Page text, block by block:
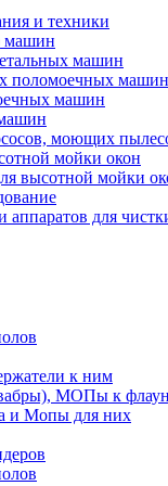
и техники
машин
машин
поломоечных машин
машин
моющих
мойки окон
высотной мойки
аппаратов для
к ним
МОПы к
и Мопы для них